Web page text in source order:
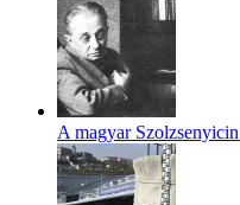
A magyar